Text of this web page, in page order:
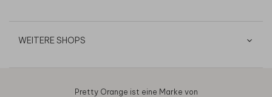
WEITERE SHOPS
Pretty Orange ist eine Marke von